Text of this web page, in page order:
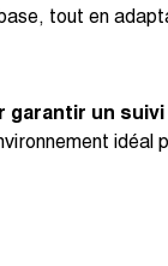
tout en
garantir un
idéal